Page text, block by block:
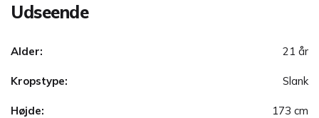
Udseende
Alder: 21 år
Kropstype: Slank
Højde: 173 cm